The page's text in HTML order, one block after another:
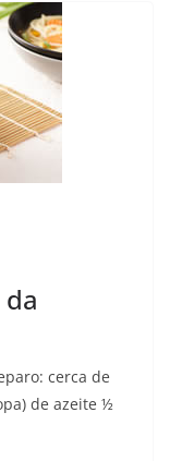
cerca de
de azeite ½